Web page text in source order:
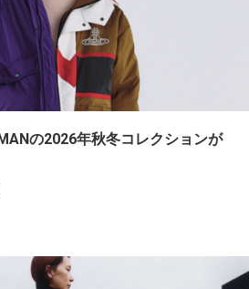
の2026年秋冬コレクションが